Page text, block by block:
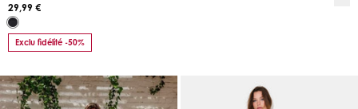
29,99 €
Exclu fidélité -50%